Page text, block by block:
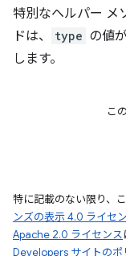
特別なヘルパー メ
ドは、
type の値が
します。
こ
特に記載のない限り、
ンズの表示 4.0 ライセ
Apache 2.0 ライセンス
Developers サイトのポ